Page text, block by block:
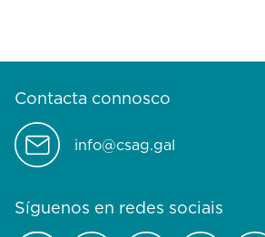
Contacta connosco
info@csag.gal
Síguenos en redes sociais